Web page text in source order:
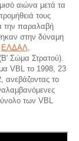
αιώνα μετά τα
τους
την παραλαβή
στην δύναμη
ΕΛΔΑΛ,
Σώμα Στρατού).
VBL το 1998, 23
ανεβάζοντας το
των VBL